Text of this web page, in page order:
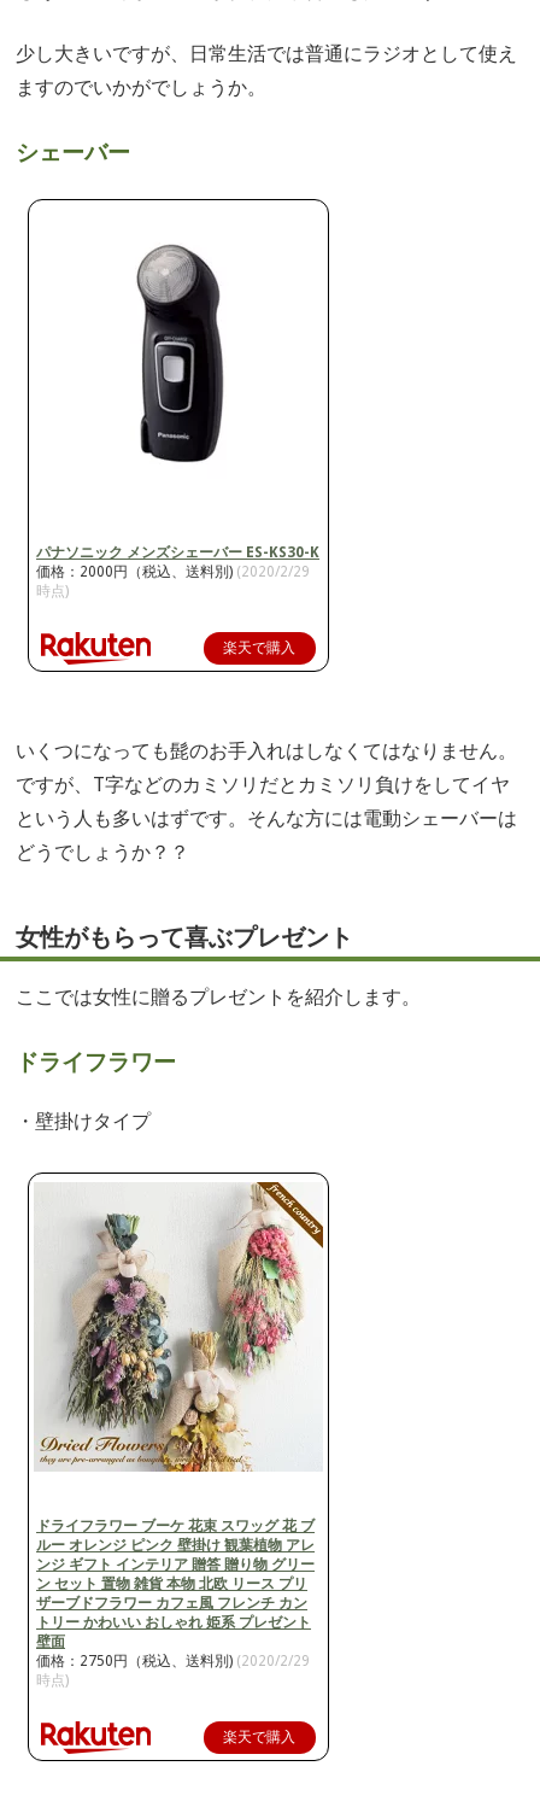
少し大きいですが、日常生活では普通にラジオとして使え
ますのでいかがでしょうか。
シェーバー
パナソニック メンズシェーバー ES-KS30-K
価格：2000円（税込、送料別) (2020/2/29
時点)
楽天で購入
いくつになっても髭のお手入れはしなくてはなりません。
ですが、T字などのカミソリだとカミソリ負けをしてイヤ
という人も多いはずです。そんな方には電動シェーバーは
どうでしょうか？？
女性がもらって喜ぶプレゼント
ここでは女性に贈るプレゼントを紹介します。
ドライフラワー
・壁掛けタイプ
ドライフラワー ブーケ 花束 スワッグ 花 ブ
ルー オレンジ ピンク 壁掛け 観葉植物 アレ
ンジ ギフト インテリア 贈答 贈り物 グリー
ン セット 置物 雑貨 本物 北欧 リース プリ
ザーブドフラワー カフェ風 フレンチ カン
トリー かわいい おしゃれ 姫系 プレゼント
壁面
価格：2750円（税込、送料別) (2020/2/29
時点)
楽天で購入